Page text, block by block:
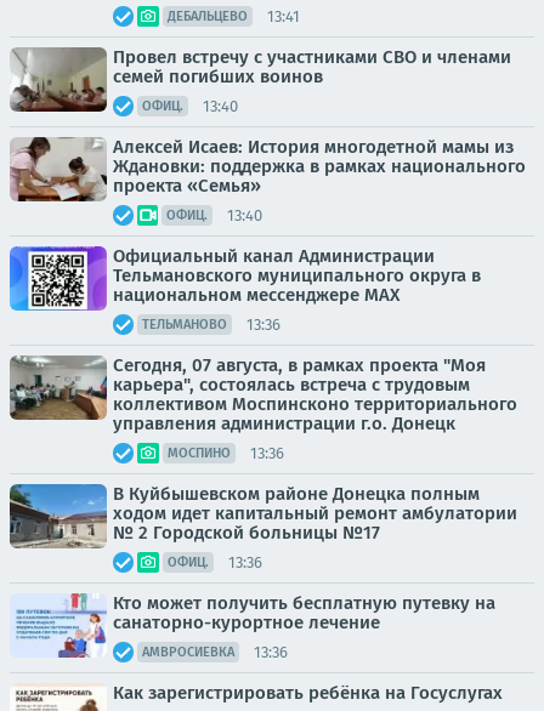
ДЕБАЛЬЦЕВО 13:41
Провел встречу с участниками СВО и членами
семей погибших воинов
ОФИЦ. 13:40
Алексей Исаев: История многодетной мамы из
Ждановки: поддержка в рамках национального
проекта «Семья»
ОФИЦ. 13:40
Официальный канал Администрации
Тельмановского муниципального округа в
национальном мессенджере MАХ
ТЕЛЬМАНОВО 13:36
Сегодня, 07 августа, в рамках проекта "Моя
карьера", состоялась встреча с трудовым
коллективом Моспинсконо территориального
управления администрации г.о. Донецк
МОСПИНО 13:36
В Куйбышевском районе Донецка полным
ходом идет капитальный ремонт амбулатории
№ 2 Городской больницы №17
ОФИЦ. 13:36
Кто может получить бесплатную путевку на
санаторно-курортное лечение
АМВРОСИЕВКА 13:36
Как зарегистрировать ребёнка на Госуслугах